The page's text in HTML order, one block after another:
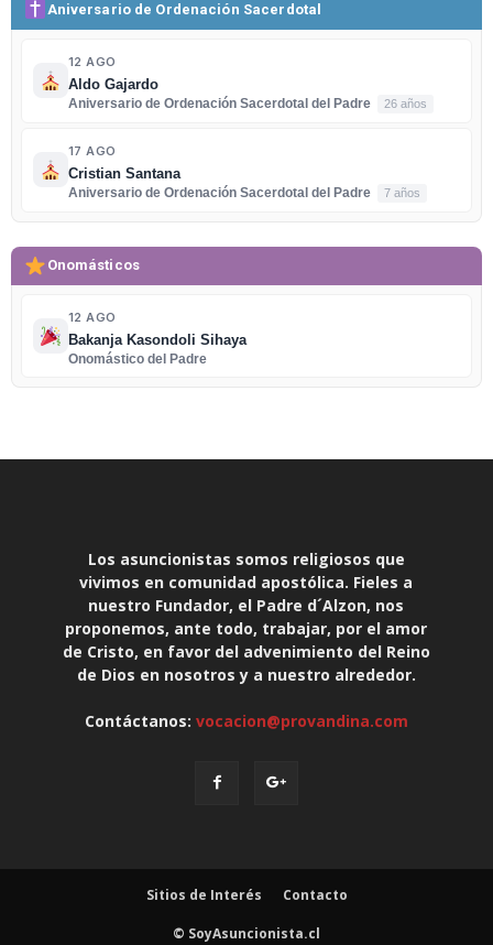
Aniversario de Ordenación Sacerdotal
12 AGO
Aldo Gajardo
Aniversario de Ordenación Sacerdotal del Padre
26 años
17 AGO
Cristian Santana
Aniversario de Ordenación Sacerdotal del Padre
7 años
Onomásticos
12 AGO
Bakanja Kasondoli Sihaya
Onomástico del Padre
Los asuncionistas somos religiosos que
vivimos en comunidad apostólica. Fieles a
nuestro Fundador, el Padre d´Alzon, nos
proponemos, ante todo, trabajar, por el amor
de Cristo, en favor del advenimiento del Reino
de Dios en nosotros y a nuestro alrededor.
Contáctanos: vocacion@provandina.com
Sitios de Interés Contacto
© SoyAsuncionista.cl